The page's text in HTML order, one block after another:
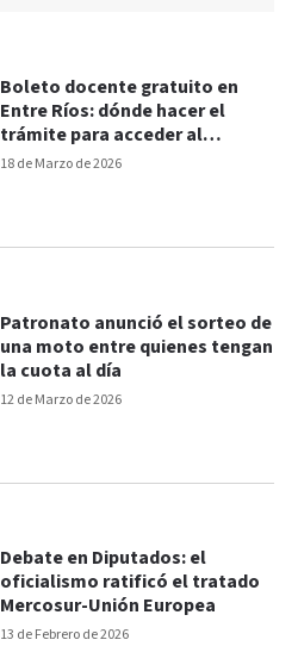
18 de Marzo de 2026
Boleto docente gratuito en
Entre Ríos: dónde hacer el
trámite para acceder al
beneficio
12 de Marzo de 2026
Patronato anunció el sorteo de
una moto entre quienes tengan
la cuota al día
13 de Febrero de 2026
Debate en Diputados: el
oficialismo ratificó el tratado
Mercosur-Unión Europea